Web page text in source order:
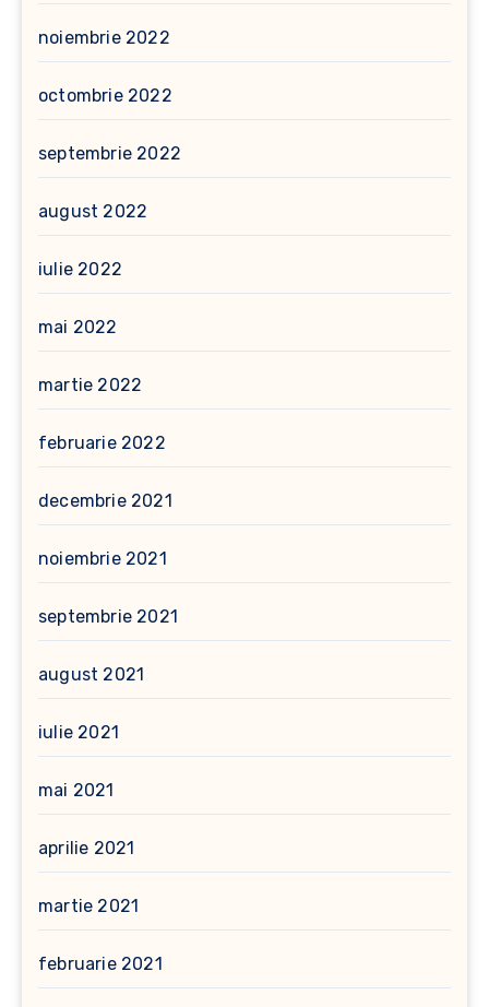
noiembrie 2022
octombrie 2022
septembrie 2022
august 2022
iulie 2022
mai 2022
martie 2022
februarie 2022
decembrie 2021
noiembrie 2021
septembrie 2021
august 2021
iulie 2021
mai 2021
aprilie 2021
martie 2021
februarie 2021